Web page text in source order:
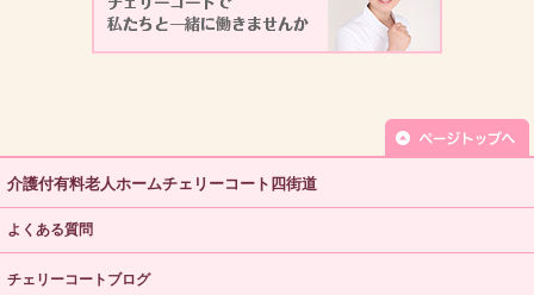
介護付有料老人ホームチェリーコート四街道
よくある質問
チェリーコートブログ